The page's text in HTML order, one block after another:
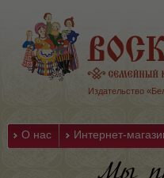
Издательство
О нас Интернет-